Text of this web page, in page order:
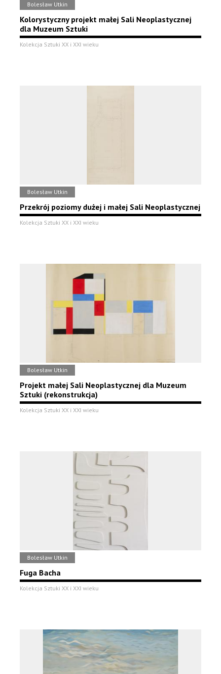
Bolesław Utkin
Kolorystyczny projekt małej Sali Neoplastycznej
dla Muzeum Sztuki
Kolekcja Sztuki XX i XXI wieku
Bolesław Utkin
Przekrój poziomy dużej i małej Sali Neoplastycznej
Kolekcja Sztuki XX i XXI wieku
Bolesław Utkin
Projekt małej Sali Neoplastycznej dla Muzeum
Sztuki (rekonstrukcja)
Kolekcja Sztuki XX i XXI wieku
Bolesław Utkin
Fuga Bacha
Kolekcja Sztuki XX i XXI wieku